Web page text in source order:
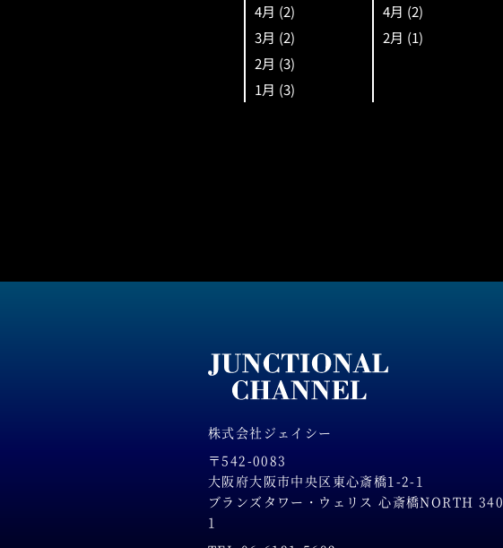
4月 (2)
3月 (2)
2月 (3)
1月 (3)
4月 (2)
2月 (1)
株式会社ジェイシー
〒542-0083
大阪府大阪市中央区東心斎橋1-2-1
ブランズタワー・ウェリス 心斎橋NORTH 340
1